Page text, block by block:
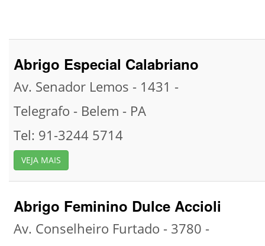
Abrigo Especial Calabriano
Av. Senador Lemos - 1431 -
Telegrafo - Belem - PA
Tel: 91-3244 5714
VEJA MAIS
Abrigo Feminino Dulce Accioli
Av. Conselheiro Furtado - 3780 -